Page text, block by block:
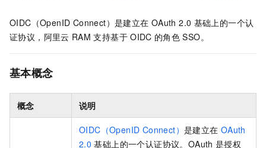
OIDC（OpenID Connect）是建立在 OAuth 2.0 基础上的一个认
证协议，阿里云 RAM 支持基于 OIDC 的角色 SSO。
基本概念
概念 说明
OIDC（OpenID Connect） 是建立在 OAuth
2.0 基础上的一个认证协议。OAuth 是授权